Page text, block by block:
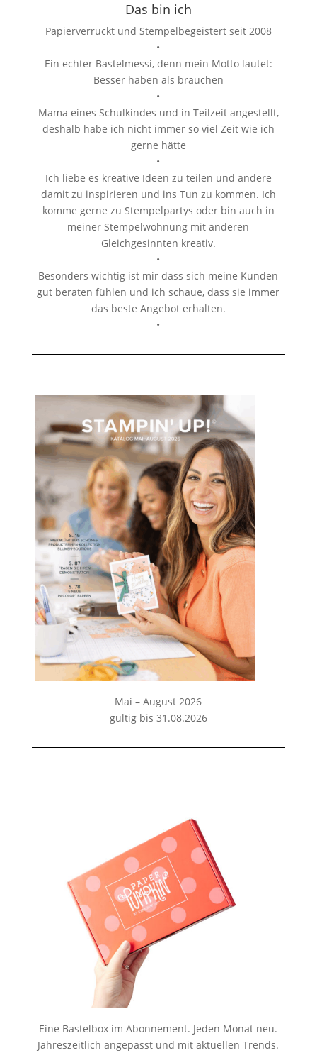
Das bin ich
Papierverrückt und Stempelbegeistert seit 2008
•
Ein echter Bastelmessi, denn mein Motto lautet:
Besser haben als brauchen
•
Mama eines Schulkindes und in Teilzeit angestellt,
deshalb habe ich nicht immer so viel Zeit wie ich
gerne hätte
•
Ich liebe es kreative Ideen zu teilen und andere
damit zu inspirieren und ins Tun zu kommen. Ich
komme gerne zu Stempelpartys oder bin auch in
meiner Stempelwohnung mit anderen
Gleichgesinnten kreativ.
•
Besonders wichtig ist mir dass sich meine Kunden
gut beraten fühlen und ich schaue, dass sie immer
das beste Angebot erhalten.
•
Mai – August 2026
gültig bis 31.08.2026
Eine Bastelbox im Abonnement. Jeden Monat neu.
Jahreszeitlich angepasst und mit aktuellen Trends.